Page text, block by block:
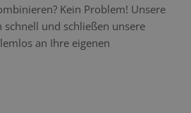
Kein Problem! Unsere
schnell und schließen unsere
an Ihre eigenen